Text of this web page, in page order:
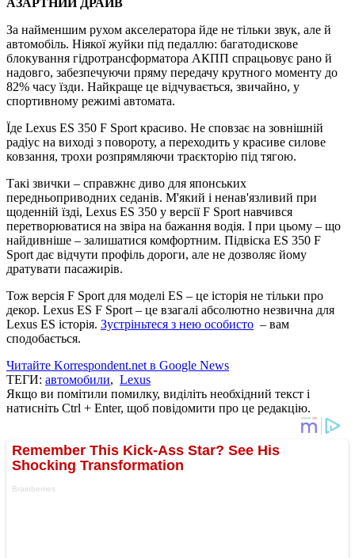
За найменшим рухом акселератора йде не тільки звук, але й
автомобіль. Ніякої жуйки під педаллю: багатодискове
блокування гідротрансформатора АКПП спрацьовує рано й
надовго, забезпечуючи пряму передачу крутного моменту до
82% часу їзди. Найкраще це відчувається, звичайно, у
спортивному режимі автомата.
Їде Lexus ES 350 F Sport красиво. Не сповзає на зовнішній
радіус на виході з повороту, а переходить у красиве силове
ковзання, трохи розпрямляючи траєкторію під тягою.
Такі звички – справжнє диво для японських
передньоприводних седанів. М'який і ненав'язливий при
щоденній їзді, Lexus ES 350 у версії F Sport навчився
перетворюватися на звiра на бажання водія. І при цьому – що
найдивніше – залишатися комфортним. Підвіска ES 350 F
Sport дає відчути профіль дороги, але не дозволяє йому
дратувати пасажирів.
Тож версія F Sport для моделі ES – це історія не тільки про
декор. Lexus ES F Sport – це взагалі абсолютно незвична для
Lexus ES історія. Зустріньтеся з нею особисто – вам
сподобається.
Читайте Korrespondent.net в Google News
ТЕГИ: автомобили, Lexus
Якщо ви помітили помилку, виділіть необхідний текст і
натисніть Ctrl + Enter, щоб повідомити про це редакцію.